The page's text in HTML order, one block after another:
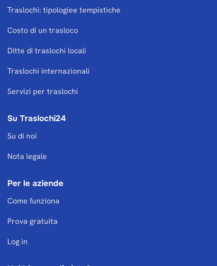
Traslochi: tipologiee tempistiche
Costo di un trasloco
Ditte di traslochi locali
Traslochi internazionali
Servizi per traslochi
Su Traslochi24
Su di noi
Nota legale
Per le aziende
Come funziona
Prova gratuita
Log in